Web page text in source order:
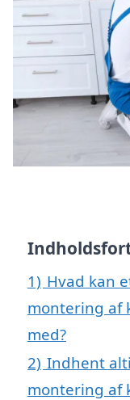
1) Hvad kan
montering af
med?
2) Indhent
montering af